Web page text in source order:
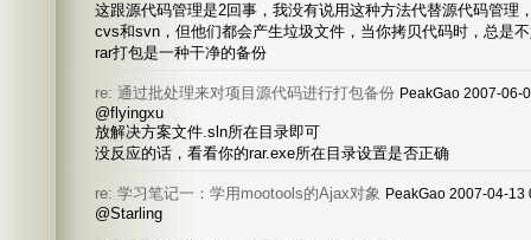
这跟源代码管理是2回事，我没有说用这种方法代替源代码管理
cvs和svn，但他们都会产生垃圾文件，当你拷贝代码时，总是
rar打包是一种干净的备份
re: 通过批处理来对项目源代码进行打包备份 PeakGao 2007-06-
@flyingxu
放解决方案文件.sln所在目录即可
没反应的话，看看你的rar.exe所在目录设置是否正确
re: 学习笔记一：学用mootools的Ajax对象 PeakGao 2007-04-13
@Starling